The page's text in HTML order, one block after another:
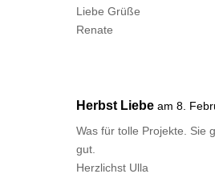
Liebe Grüße
Renate
Herbst Liebe am 8.
Was für tolle Projekte. Sie
gut.
Herzlichst Ulla